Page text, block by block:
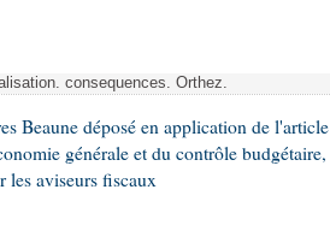
consequences. Orthez.
Beaune déposé en application de l'article
générale et du contrôle budgétaire,
les aviseurs fiscaux